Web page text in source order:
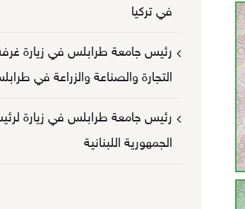
في تركيا
رئيس جامعة طرابلس في زيارة
التجارة والصناعة والزراعة في
رئيس جامعة طرابلس في زيارة
الجمهورية اللبنانية